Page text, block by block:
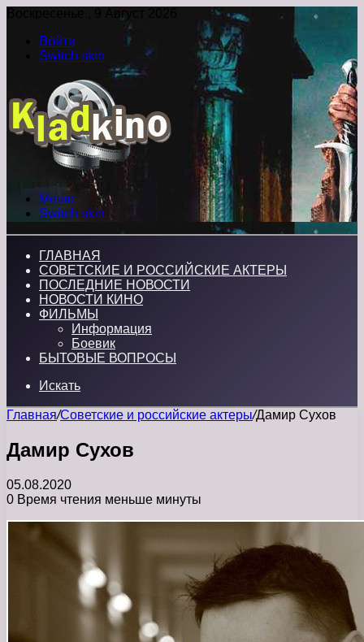
Воскресенье , 9 Август 2026
Войти
Switch skin
Меню
Switch skin
ГЛАВНАЯ
СОВЕТСКИЕ И РОССИЙСКИЕ АКТЕРЫ
ПОСЛЕДНИЕ НОВОСТИ
НОВОСТИ КИНО
ФИЛЬМЫ
Информация
Боевик
БЫТОВЫЕ ВОПРОСЫ
Искать
Главная/Советские и российские актеры/Дамир Сухов
Дамир Сухов
05.08.2020
0 Время чтения меньше минуты